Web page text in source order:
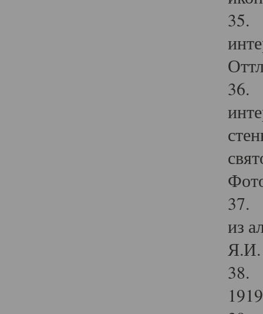
35.
36.
37.
из
Я.И.
38.